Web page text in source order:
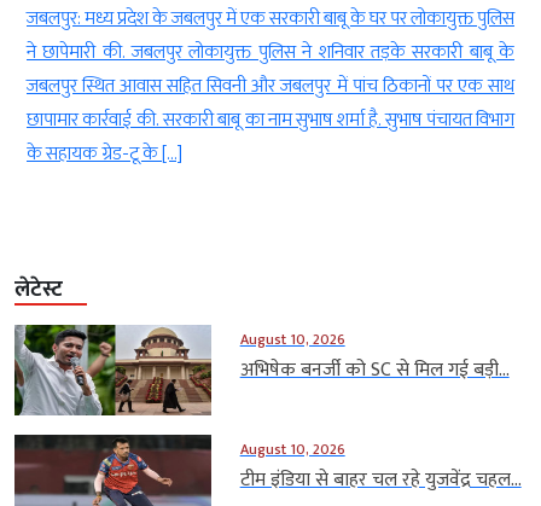
जबलपुर: मध्य प्रदेश के जबलपुर में एक सरकारी बाबू के घर पर लोकायुक्त पुलिस
ने छापेमारी की. जबलपुर लोकायुक्त पुलिस ने शनिवार तड़के सरकारी बाबू के
जबलपुर स्थित आवास सहित सिवनी और जबलपुर में पांच ठिकानों पर एक साथ
छापामार कार्रवाई की. सरकारी बाबू का नाम सुभाष शर्मा है. सुभाष पंचायत विभाग
के सहायक ग्रेड-टू के […]
लेटेस्ट
August 10, 2026
अभिषेक बनर्जी को SC से मिल गई बड़ी...
August 10, 2026
टीम इंडिया से बाहर चल रहे युजवेंद्र चहल...